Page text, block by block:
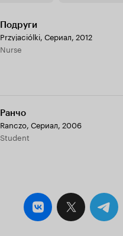
Подруги
Przyjaciólki, Сериал, 2012
Nurse
Ранчо
Ranczo, Сериал, 2006
Student